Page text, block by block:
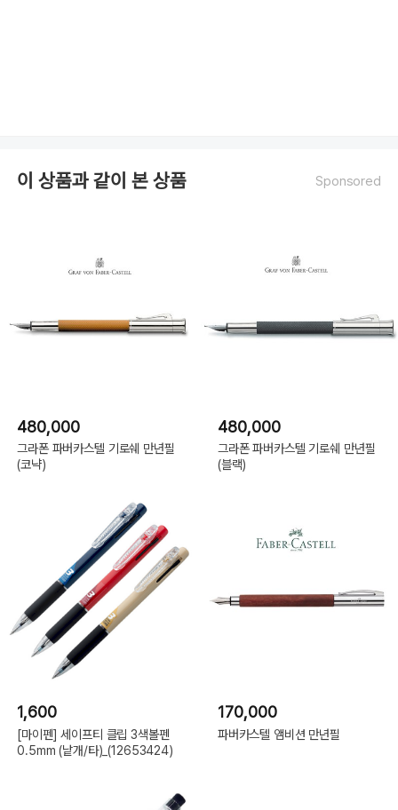
이 상품과 같이 본 상품 Sponsored
480,000
그라폰 파버카스텔 기로쉐 만년필
(코냑)
480,000
그라폰 파버카스텔 기로쉐 만년필
(블랙)
1,600
[마이펜] 세이프티 클립 3색볼펜
0.5mm (낱개/타)_(12653424)
170,000
파버카스텔 앰비션 만년필